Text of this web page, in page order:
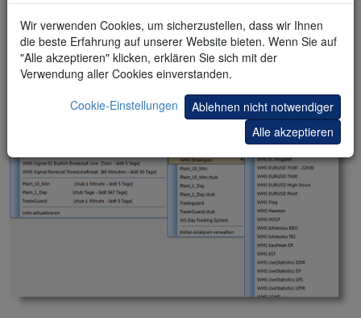
Warum das Rad neu erfinden? Im NanoTrader Full sind bereits
mehr als 80 KOSTENLOSE Trading-Strategien und Trading-
Signale integriert. Öffnen Sie einfach den Chart des von Ihnen
gewünschten Instruments, suchen Sie sich eine Strategie aus und
aktivieren Sie den TradeGuard.
Wir verwenden Cookies, um sicherzustellen, dass wir Ihnen
die beste Erfahrung auf unserer Website bieten. Wenn Sie auf
"Alle akzeptieren" klicken, erklären Sie sich mit der
Verwendung aller Cookies einverstanden.
Cookie-Einstellungen
Ablehnen nicht notwendiger
Alle akzeptieren